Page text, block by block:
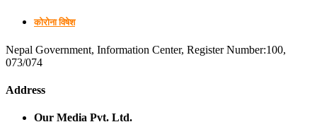
कोरोना विषेश
Nepal Government, Information Center, Register Number:100,
073/074
Address
Our Media Pvt. Ltd.